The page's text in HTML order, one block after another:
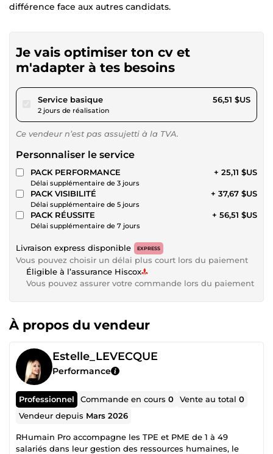
différence face aux autres candidats.
Je vais optimiser ton cv et
m'adapter à tes besoins
Service basiquepour 52,08 $US
2 jours de réalisation
56,51 $US
Ce vendeur n’est pas assujetti à la TVA.
Personnaliser le service
PACK PERFORMANCE
Délai supplémentaire de 3 jours
+ 25,11 $US
PACK VISIBILITÉ
Délai supplémentaire de 5 jours
+ 37,67 $US
PACK RÉUSSITE
Délai supplémentaire de 7 jours
+ 56,51 $US
Livraison express disponible EXPRESS
Vous pouvez choisir un délai plus court lors du paiement
Éligible à l’assurance Hiscox
Vous pouvez assurer votre commande lors du paiement
À propos du vendeur
Estelle_LEVECQUE
Performance
Professionnel Commande en cours0 Vente au total0
Vendeur depuis Mars 2026
RHumain Pro accompagne les TPE et PME de 1 à 49
salariés dans leur gestion des ressources humaines, le